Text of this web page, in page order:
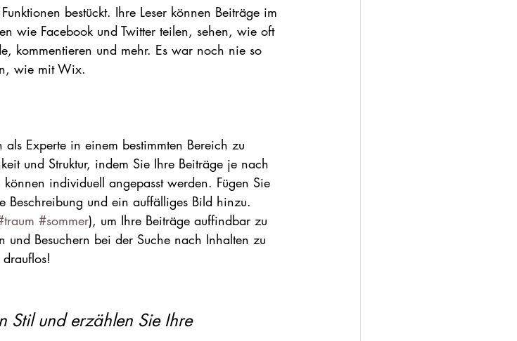
bestückt. Ihre Leser können Beiträge im
wie Facebook und Twitter teilen, sehen, wie oft
kommentieren und mehr. Es war noch nie so
wie mit Wix.
Experte in einem bestimmten Bereich zu
und Struktur, indem Sie Ihre Beiträge je nach
individuell angepasst werden. Fügen Sie
Beschreibung und ein auffälliges Bild hinzu.
#sommer), um Ihre Beiträge auffindbar zu
und Besuchern bei der Suche nach Inhalten zu
Stil und erzählen Sie Ihre